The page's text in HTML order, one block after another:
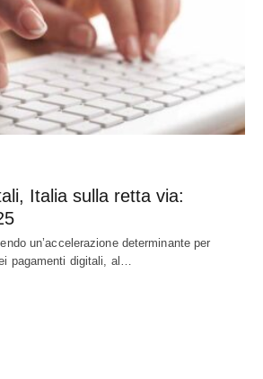
Italia sulla retta via:
un’accelerazione determinante per
pagamenti digitali, al…